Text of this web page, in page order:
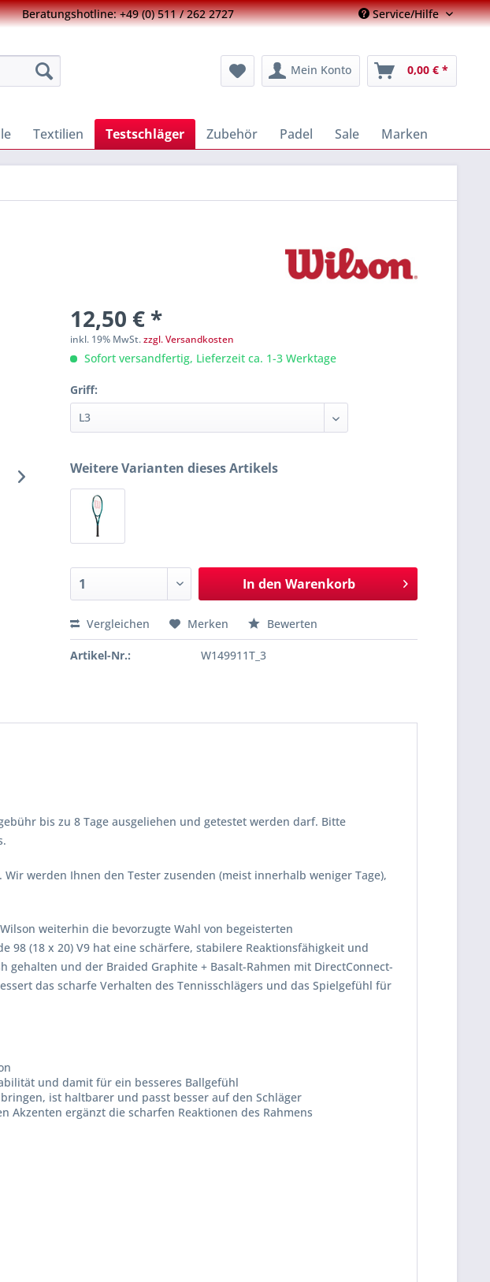
Beratungshotline: +49 (0) 511 / 262 2727 Service/Hilfe
Mein Konto 0,00 € *
Textilien Testschläger Zubehör Padel Sale Marken
12,50 € *
inkl. 19% MwSt.zzgl. Versandkosten
Sofort versandfertig, Lieferzeit ca. 1-3 Werktage
Griff:
Weitere Varianten dieses Artikels
In den Warenkorb
Vergleichen Merken Bewerten
Artikel-Nr.: W149911T_3
bis zu 8 Tage ausgeliehen und getestet werden darf. Bitte
werden Ihnen den Tester zusenden (meist innerhalb weniger Tage),
weiterhin die bevorzugte Wahl von begeisterten
(18 x 20) V9 hat eine schärfere, stabilere Reaktionsfähigkeit und
und der Braided Graphite + Basalt-Rahmen mit DirectConnect-
das scharfe Verhalten des Tennisschlägers und das Spielgefühl für
und damit für ein besseres Ballgefühl
ist haltbarer und passt besser auf den Schläger
Akzenten ergänzt die scharfen Reaktionen des Rahmens